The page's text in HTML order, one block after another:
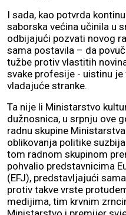
I sada, kao potvrda
saborska većina učinila u
odbijajući pozvati novog
sama postavila – da
tužbe protiv vlastitih
svake profesije - uistinu
vladajuće stranke.
Ta nije li Ministarstvo
dužnosnica, u srpnju ove
radnu skupine
oblikovanja politike
tom radnom skupinom
pohvalio predstavnicima
(EFJ), predstavljajući
protiv takve vrste
medijima, tim krvnim